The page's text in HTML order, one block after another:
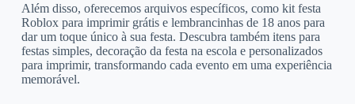
Além disso, oferecemos arquivos específicos, como kit festa
Roblox para imprimir grátis e lembrancinhas de 18 anos para
dar um toque único à sua festa. Descubra também itens para
festas simples, decoração da festa na escola e personalizados
para imprimir, transformando cada evento em uma experiência
memorável.